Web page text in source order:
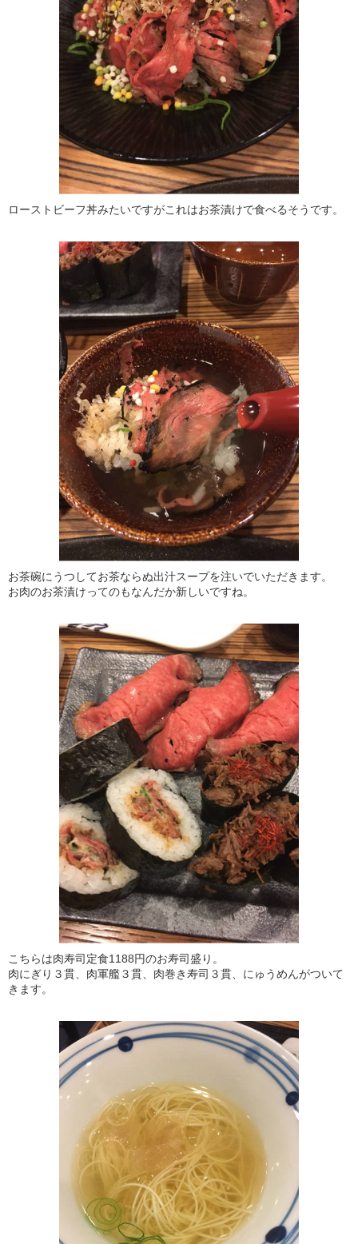
ローストビーフ丼みたいですがこれはお茶漬けで食べるそうです。
お茶碗にうつしてお茶ならぬ出汁スープを注いでいただきます。
お肉のお茶漬けってのもなんだか新しいですね。
こちらは肉寿司定食1188円のお寿司盛り。
肉にぎり３貫、肉軍艦３貫、肉巻き寿司３貫、にゅうめんがついて
きます。